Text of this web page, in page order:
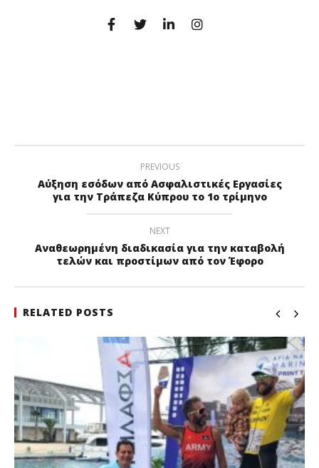
PREVIOUS
Αύξηση εσόδων από Ασφαλιστικές Εργασίες
για την Τράπεζα Κύπρου το 1ο τρίμηνο
NEXT
Αναθεωρημένη διαδικασία για την καταβολή
τελών και προστίμων από τον Έφορο
RELATED POSTS